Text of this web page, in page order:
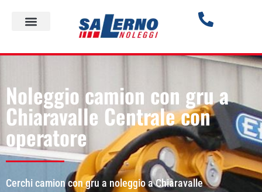
Noleggio camion con gru a
Chiaravalle Centrale con
operatore
Cerchi camion con gru a noleggio a Chiaravalle